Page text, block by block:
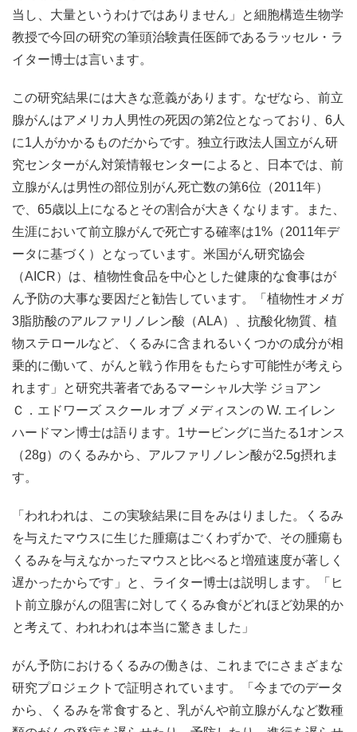
当し、大量というわけではありません」と細胞構造生物学
教授で今回の研究の筆頭治験責任医師であるラッセル・ラ
イター博士は言います。
この研究結果には大きな意義があります。なぜなら、前立
腺がんはアメリカ人男性の死因の第2位となっており、6人
に1人がかかるものだからです。独立行政法人国立がん研
究センターがん対策情報センターによると、日本では、前
立腺がんは男性の部位別がん死亡数の第6位（2011年）
で、65歳以上になるとその割合が大きくなります。また、
生涯において前立腺がんで死亡する確率は1%（2011年デ
ータに基づく）となっています。米国がん研究協会
（AICR）は、植物性食品を中心とした健康的な食事はが
ん予防の大事な要因だと勧告しています。「植物性オメガ
3脂肪酸のアルファリノレン酸（ALA）、抗酸化物質、植
物ステロールなど、くるみに含まれるいくつかの成分が相
乗的に働いて、がんと戦う作用をもたらす可能性が考えら
れます」と研究共著者であるマーシャル大学 ジョアン
Ｃ．エドワーズ スクール オブ メディスンの W. エイレン
ハードマン博士は語ります。1サービングに当たる1オンス
（28g）のくるみから、アルファリノレン酸が2.5g摂れま
す。
「われわれは、この実験結果に目をみはりました。くるみ
を与えたマウスに生じた腫瘍はごくわずかで、その腫瘍も
くるみを与えなかったマウスと比べると増殖速度が著しく
遅かったからです」と、ライター博士は説明します。「ヒ
ト前立腺がんの阻害に対してくるみ食がどれほど効果的か
と考えて、われわれは本当に驚きました」
がん予防におけるくるみの働きは、これまでにさまざまな
研究プロジェクトで証明されています。「今までのデータ
から、くるみを常食すると、乳がんや前立腺がんなど数種